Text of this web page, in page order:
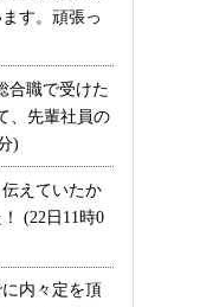
す。頑張っ
職で受けた
、先輩社員の
)
えていたか
(22日11時0
内々定を頂